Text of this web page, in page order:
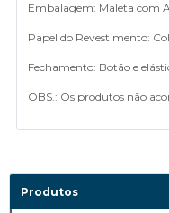
Embalagem: Maleta com
Papel do Revestimento:
Fechamento: Botão e
OBS.: Os produtos não
Produtos